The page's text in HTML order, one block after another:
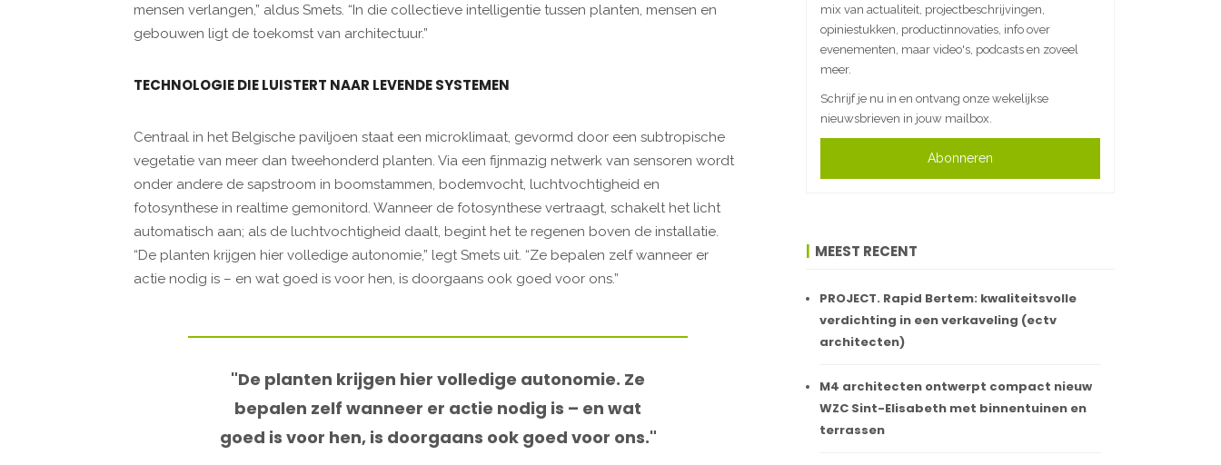
mensen verlangen,” aldus Smets. “In die collectieve intelligentie tussen planten, mensen en
gebouwen ligt de toekomst van architectuur.”
TECHNOLOGIE DIE LUISTERT NAAR LEVENDE SYSTEMEN
Centraal in het Belgische paviljoen staat een microklimaat, gevormd door een subtropische
vegetatie van meer dan tweehonderd planten. Via een fijnmazig netwerk van sensoren wordt
onder andere de sapstroom in boomstammen, bodemvocht, luchtvochtigheid en
fotosynthese in realtime gemonitord. Wanneer de fotosynthese vertraagt, schakelt het licht
automatisch aan; als de luchtvochtigheid daalt, begint het te regenen boven de installatie.
“De planten krijgen hier volledige autonomie,” legt Smets uit. “Ze bepalen zelf wanneer er
actie nodig is – en wat goed is voor hen, is doorgaans ook goed voor ons.”
"De planten krijgen hier volledige autonomie. Ze
bepalen zelf wanneer er actie nodig is – en wat
goed is voor hen, is doorgaans ook goed voor ons."
mix van actualiteit, projectbeschrijvingen,
opiniestukken, productinnovaties, info over
evenementen, maar video's, podcasts en zoveel
meer.
Schrijf je nu in en ontvang onze wekelijkse
nieuwsbrieven in jouw mailbox.
Abonneren
MEEST RECENT
PROJECT. Rapid Bertem: kwaliteitsvolle
verdichting in een verkaveling (ectv
architecten)
M4 architecten ontwerpt compact nieuw
WZC Sint-Elisabeth met binnentuinen en
terrassen